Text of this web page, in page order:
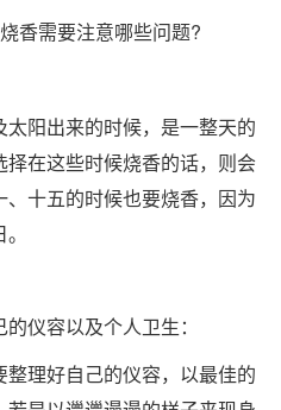
需要注意哪些问题?
阳出来的时候，是一整天的
在这些时候烧香的话，则会
十五的时候也要烧香，因为
容以及个人卫生：
理好自己的仪容，以最佳的